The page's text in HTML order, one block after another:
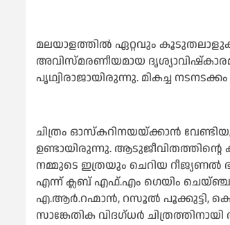
മലയാളത്തില്‍ ഏറ്റവും
അവിസ്മരണീയമായ
പൃഥ്വിരാജായിരുന്നു. മികച്ച
ചിത്രം ഓസ്‌കറിനയയ്ക്കാന്‍
ഉണ്ടായിരുന്നു.
നമ്മുടെ ഇത്രയും ചെറിയ റീജ്യണല്‍
എന്ന് ക്ലബ് എഫ്.എം ഗെയിം
എ.ആര്‍.റഹ്മാന്‍, റസൂല്‍ പൂക്കുട്ടി,
സാങ്കേതിക വിദഗ്ധര്‍